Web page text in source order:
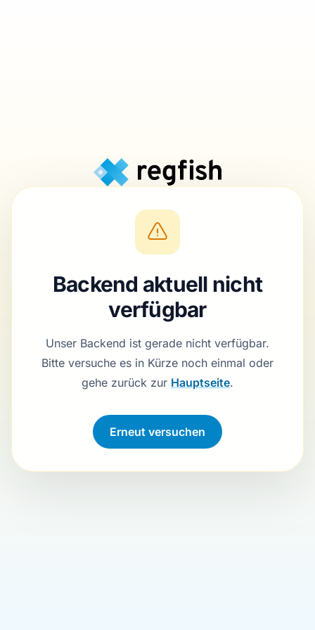
Backend aktuell nicht
verfügbar
Unser Backend ist gerade nicht verfügbar.
Bitte versuche es in Kürze noch einmal oder
gehe zurück zur Hauptseite.
Erneut versuchen